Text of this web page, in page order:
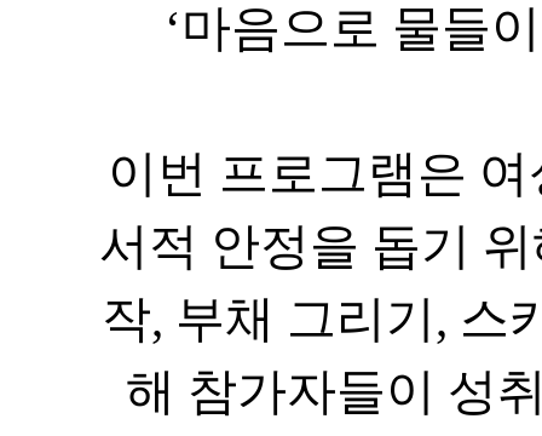
‘마음으로 물들
서적 안정을 돕기
작, 부채 그리기 ,
해 참가자들이 성